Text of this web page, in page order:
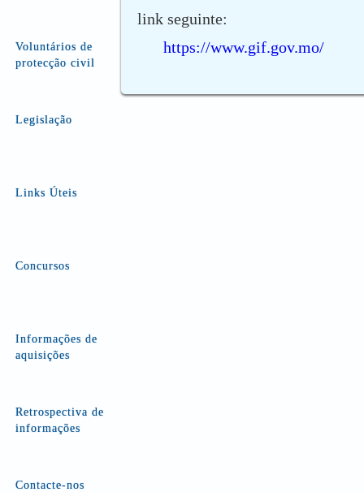
Voluntários de
protecção civil
Legislação
Links Úteis
Concursos
Informações de
aquisições
Retrospectiva de
informações
Contacte-nos
link seguinte:
https://www.gif.gov.mo/